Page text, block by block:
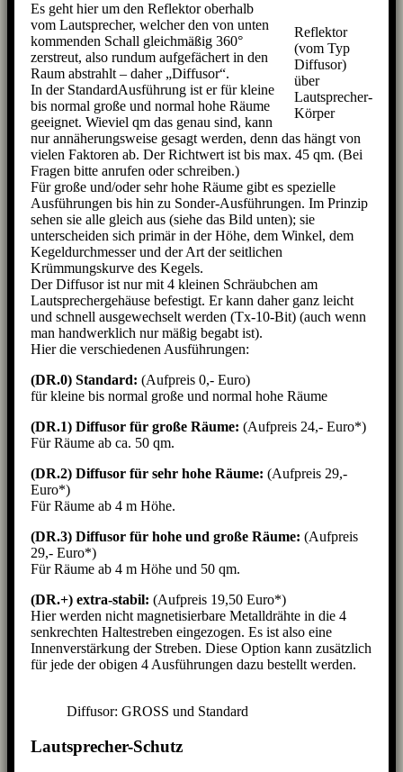
Reflektor
(vom Typ
Diffusor)
über
Lautsprecher-
Körper
Es geht hier um den Reflektor oberhalb
vom Lautsprecher, welcher den von unten
kommenden Schall gleichmäßig 360°
zerstreut, also rundum aufgefächert in den
Raum abstrahlt – daher „Diffusor“.
In der StandardAusführung ist er für kleine
bis normal große und normal hohe Räume
geeignet. Wieviel qm das genau sind, kann
nur annäherungsweise gesagt werden, denn das hängt von
vielen Faktoren ab. Der Richtwert ist bis max. 45 qm. (Bei
Fragen bitte anrufen oder schreiben.)
Für große und/oder sehr hohe Räume gibt es spezielle
Ausführungen bis hin zu Sonder-Ausführungen. Im Prinzip
sehen sie alle gleich aus (siehe das Bild unten); sie
unterscheiden sich primär in der Höhe, dem Winkel, dem
Kegeldurchmesser und der Art der seitlichen
Krümmungskurve des Kegels.
Der Diffusor ist nur mit 4 kleinen Schräubchen am
Lautsprechergehäuse befestigt. Er kann daher ganz leicht
und schnell ausgewechselt werden (Tx-10-Bit) (auch wenn
man handwerklich nur mäßig begabt ist).
Hier die verschiedenen Ausführungen:
(DR.0) Standard: (Aufpreis 0,- Euro)
für kleine bis normal große und normal hohe Räume
(DR.1) Diffusor für große Räume: (Aufpreis 24,- Euro*)
Für Räume ab ca. 50 qm.
(DR.2) Diffusor für sehr hohe Räume: (Aufpreis 29,-
Euro*)
Für Räume ab 4 m Höhe.
(DR.3) Diffusor für hohe und große Räume: (Aufpreis
29,- Euro*)
Für Räume ab 4 m Höhe und 50 qm.
(DR.+) extra-stabil: (Aufpreis 19,50 Euro*)
Hier werden nicht magnetisierbare Metalldrähte in die 4
senkrechten Haltestreben eingezogen. Es ist also eine
Innenverstärkung der Streben. Diese Option kann zusätzlich
für jede der obigen 4 Ausführungen dazu bestellt werden.
Diffusor: GROSS und Standard
Lautsprecher-Schutz